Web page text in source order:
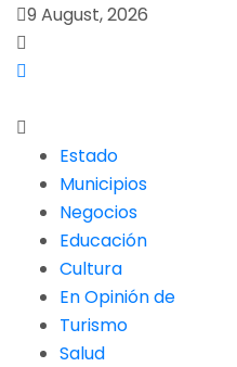
9 August, 2026
Estado
Municipios
Negocios
Educación
Cultura
En Opinión de
Turismo
Salud